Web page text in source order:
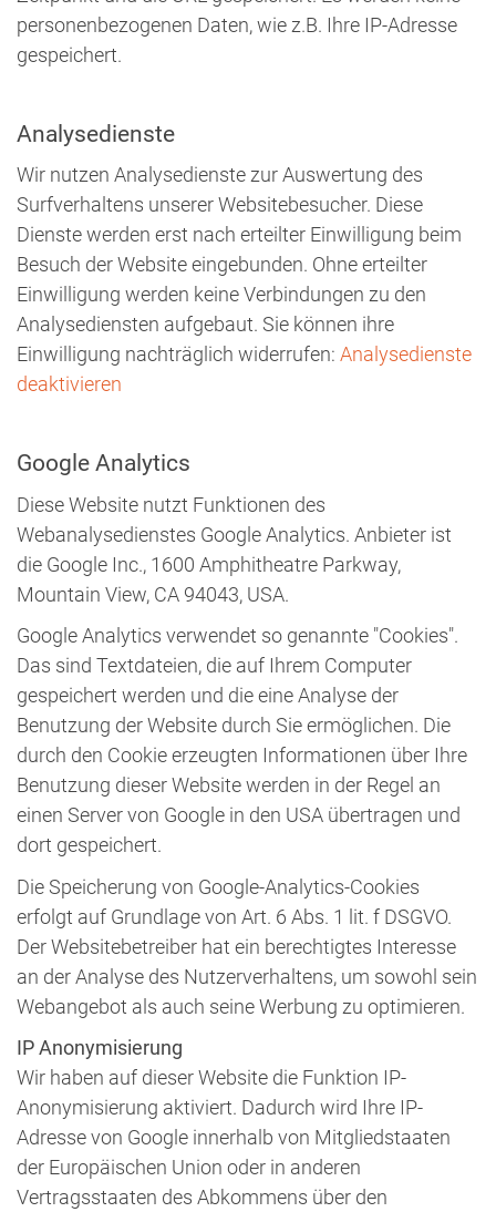
personenbezogenen Daten, wie z.B. Ihre IP-Adresse
gespeichert.
Analysedienste
Wir nutzen Analysedienste zur Auswertung des
Surfverhaltens unserer Websitebesucher. Diese
Dienste werden erst nach erteilter Einwilligung beim
Besuch der Website eingebunden. Ohne erteilter
Einwilligung werden keine Verbindungen zu den
Analysediensten aufgebaut. Sie können ihre
Einwilligung nachträglich widerrufen: Analysedienste
deaktivieren
Google Analytics
Diese Website nutzt Funktionen des
Webanalysedienstes Google Analytics. Anbieter ist
die Google Inc., 1600 Amphitheatre Parkway,
Mountain View, CA 94043, USA.
Google Analytics verwendet so genannte "Cookies".
Das sind Textdateien, die auf Ihrem Computer
gespeichert werden und die eine Analyse der
Benutzung der Website durch Sie ermöglichen. Die
durch den Cookie erzeugten Informationen über Ihre
Benutzung dieser Website werden in der Regel an
einen Server von Google in den USA übertragen und
dort gespeichert.
Die Speicherung von Google-Analytics-Cookies
erfolgt auf Grundlage von Art. 6 Abs. 1 lit. f DSGVO.
Der Websitebetreiber hat ein berechtigtes Interesse
an der Analyse des Nutzerverhaltens, um sowohl sein
Webangebot als auch seine Werbung zu optimieren.
IP Anonymisierung
Wir haben auf dieser Website die Funktion IP-
Anonymisierung aktiviert. Dadurch wird Ihre IP-
Adresse von Google innerhalb von Mitgliedstaaten
der Europäischen Union oder in anderen
Vertragsstaaten des Abkommens über den